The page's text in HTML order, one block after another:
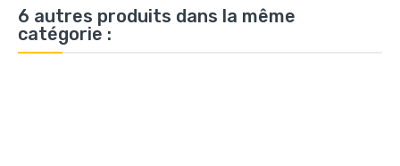
6 autres produits dans la même
catégorie :